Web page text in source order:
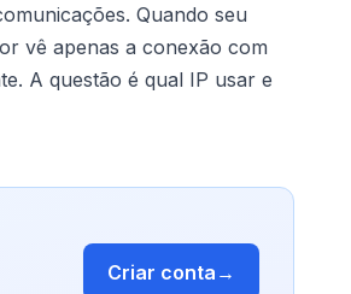
Quando seu
vê apenas a conexão com
A questão é qual IP usar e
Criar conta →